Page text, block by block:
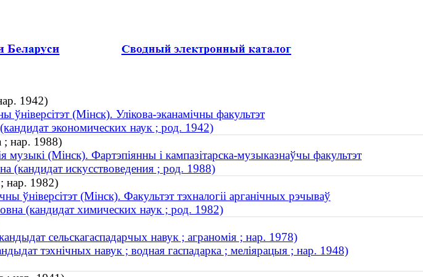
1942)
ўніверсітэт (Мінск). Улікова-эканамічны факультэт
экономических наук ; род. 1942)
; нар. 1988)
музыкі (Мінск). Фартэпіянны і кампазітарска-музыказнаўчы факультэт
(кандидат искусствоведения ; род. 1988)
; нар. 1982)
ўніверсітэт (Мінск). Факультэт тэхналогіі арганічных рэчываў
(кандидат химических наук ; род. 1982)
сельскагаспадарчых навук ; аграномія ; нар. 1978)
тэхнічных навук ; водная гаспадарка ; меліярацыя ; нар. 1948)